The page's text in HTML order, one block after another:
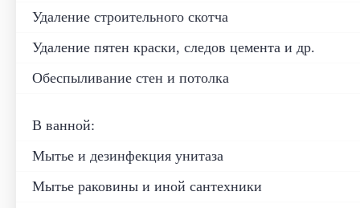
Удаление строительного скотча
Удаление пятен краски, следов цемента и др.
Обеспыливание стен и потолка
В ванной:
Мытье и дезинфекция унитаза
Мытье раковины и иной сантехники